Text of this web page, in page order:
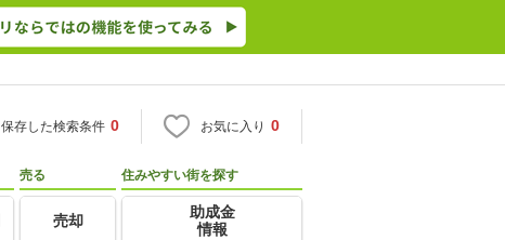
保存した検索条件 0 お気に入り 0
売る
売却
住みやすい街を探す
助成金
情報